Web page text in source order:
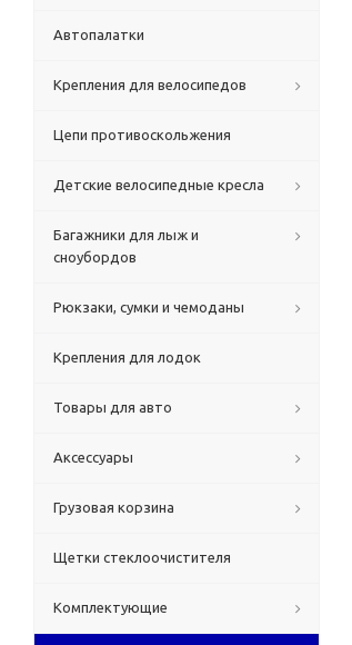
Автопалатки
Крепления для велосипедов
Цепи противоскольжения
Детские велосипедные кресла
Багажники для лыж и
сноубордов
Рюкзаки, сумки и чемоданы
Крепления для лодок
Товары для авто
Аксессуары
Грузовая корзина
Щетки стеклоочистителя
Комплектующие